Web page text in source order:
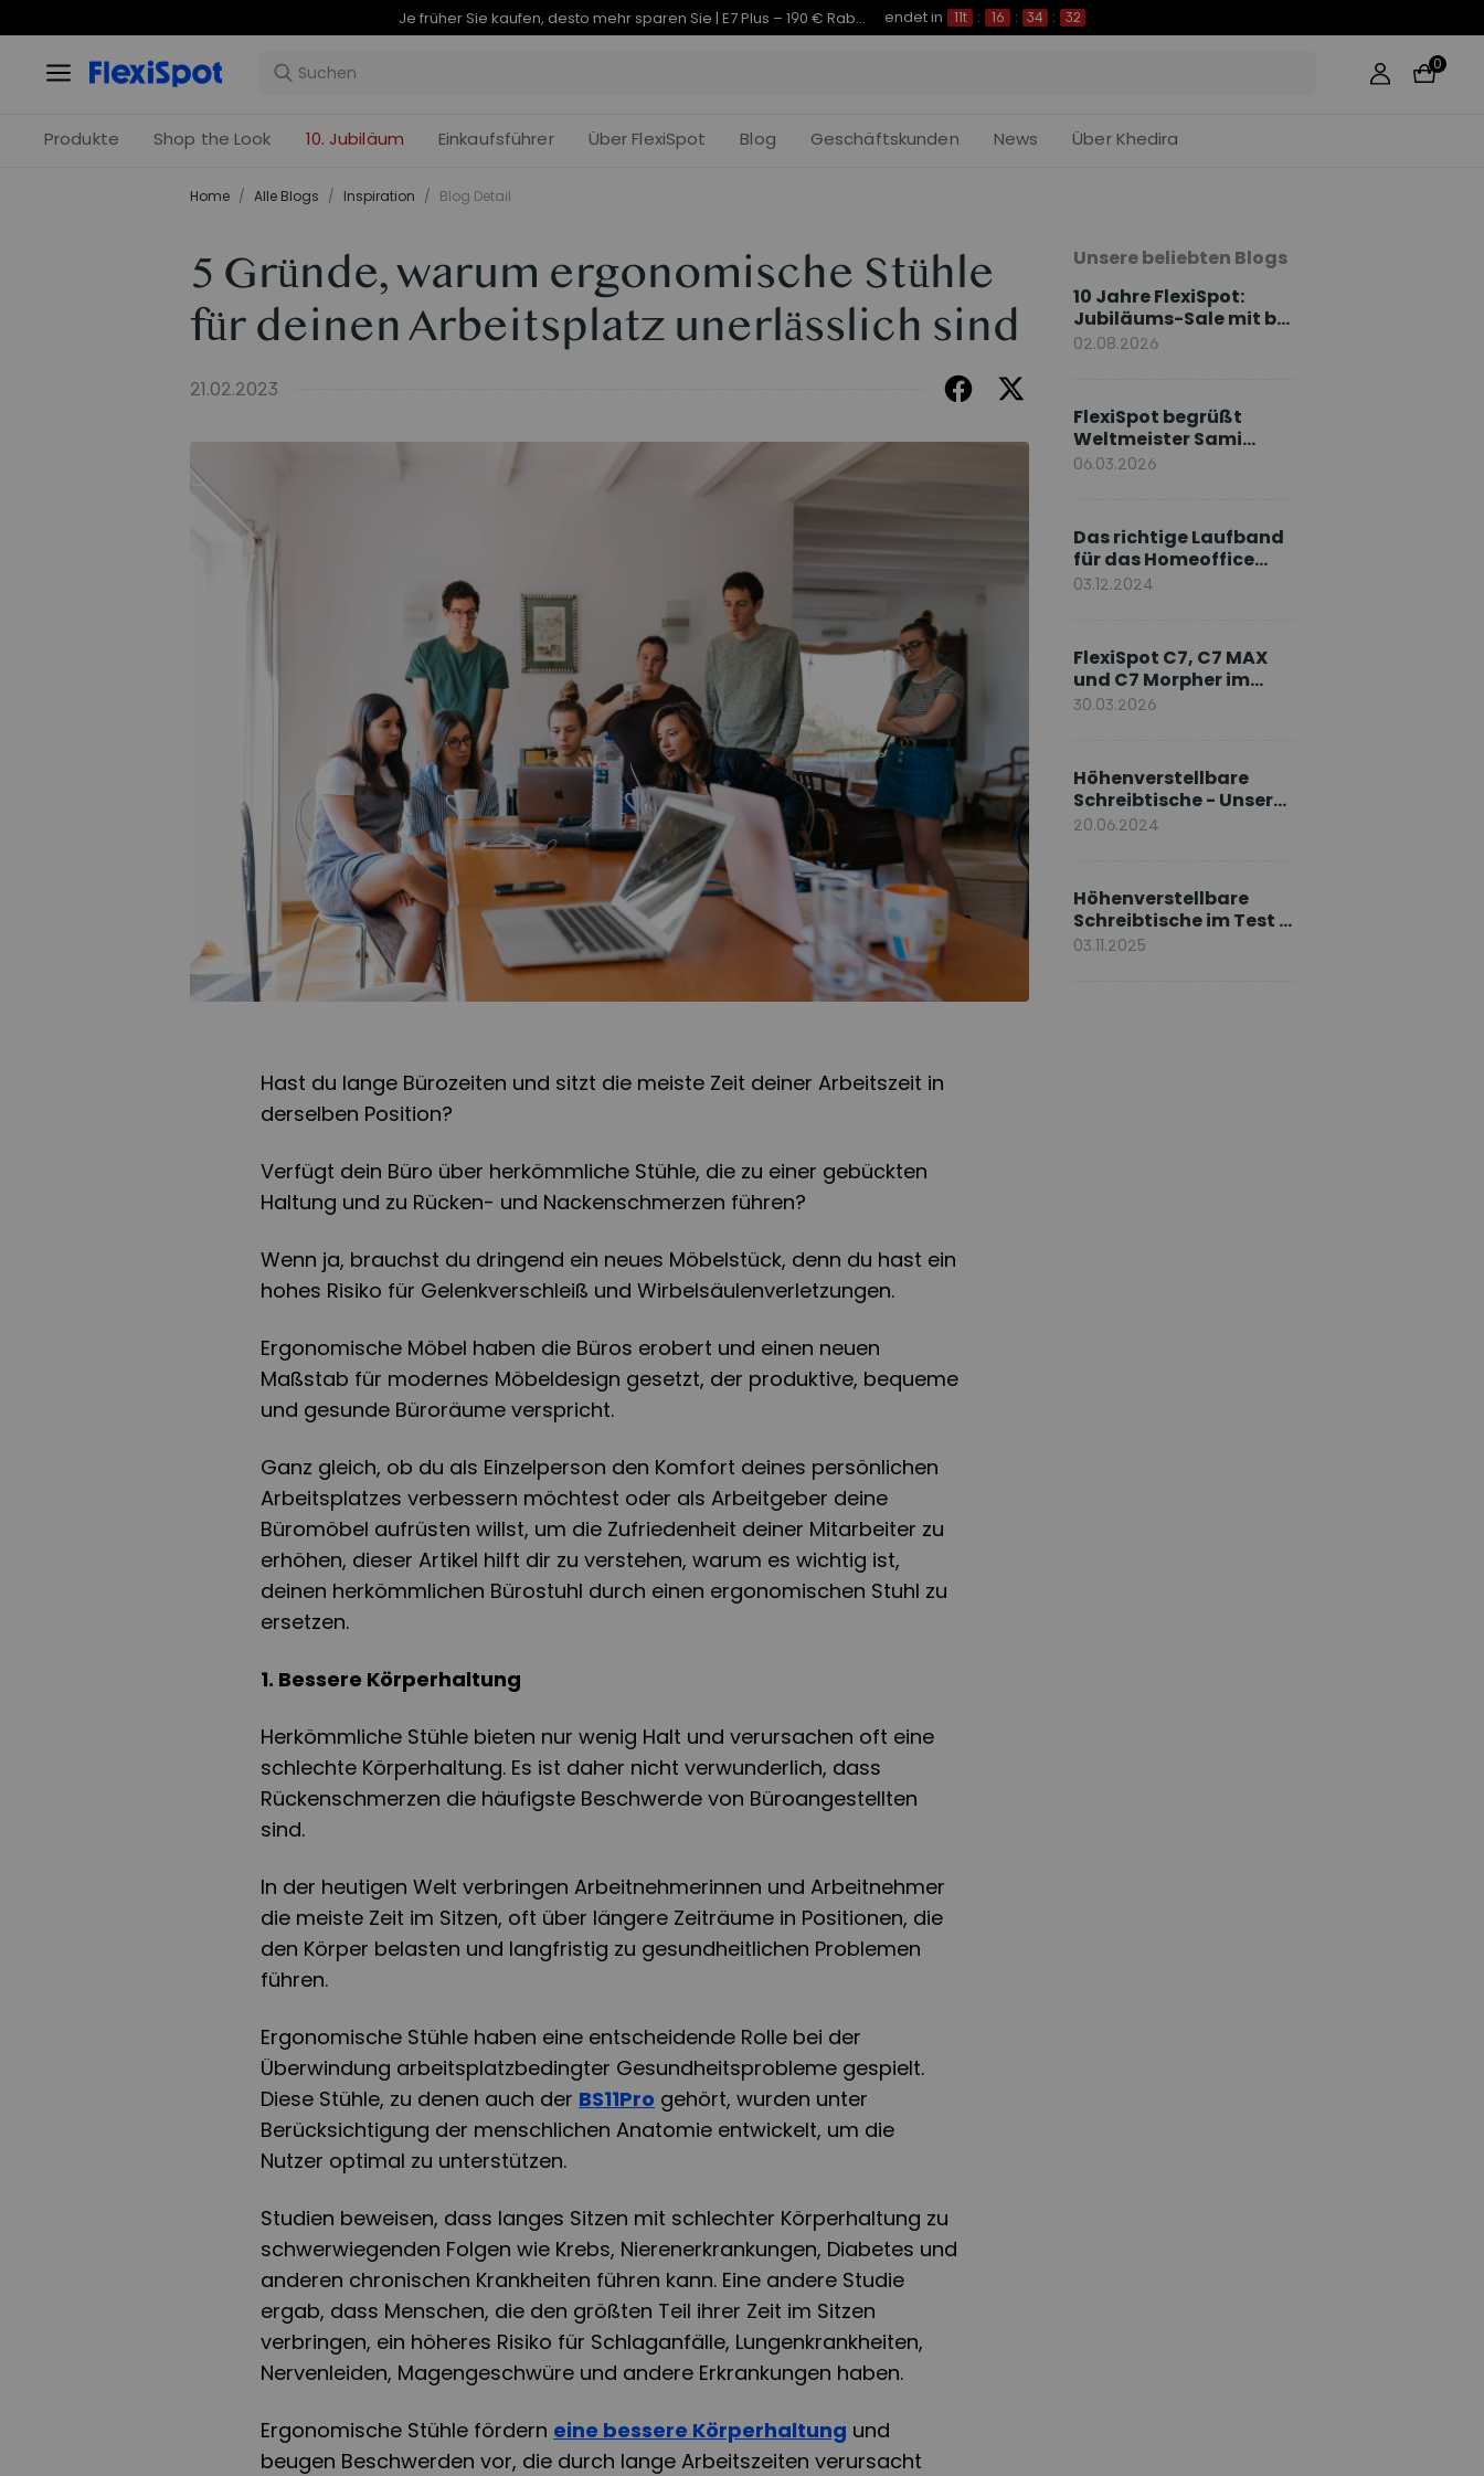
Je früher Sie kaufen, desto mehr sparen Sie | C7 Morpher – 290 € Rabatt endet in 11t : 16 : 34 : 31
0
Produkte Shop the Look 10. Jubiläum Einkaufsführer Über FlexiSpot Blog Geschäftskunden News Über Khedira
Home / Alle Blogs / Inspiration / Blog Detail
5 Gründe, warum ergonomische Stühle
für deinen Arbeitsplatz unerlässlich sind
21.02.2023
Hast du lange Bürozeiten und sitzt die meiste Zeit deiner Arbeitszeit in
derselben Position?
Verfügt dein Büro über herkömmliche Stühle, die zu einer gebückten
Haltung und zu Rücken- und Nackenschmerzen führen?
Wenn ja, brauchst du dringend ein neues Möbelstück, denn du hast ein
hohes Risiko für Gelenkverschleiß und Wirbelsäulenverletzungen.
Ergonomische Möbel haben die Büros erobert und einen neuen
Maßstab für modernes Möbeldesign gesetzt, der produktive, bequeme
und gesunde Büroräume verspricht.
Ganz gleich, ob du als Einzelperson den Komfort deines persönlichen
Arbeitsplatzes verbessern möchtest oder als Arbeitgeber deine
Büromöbel aufrüsten willst, um die Zufriedenheit deiner Mitarbeiter zu
erhöhen, dieser Artikel hilft dir zu verstehen, warum es wichtig ist,
deinen herkömmlichen Bürostuhl durch einen ergonomischen Stuhl zu
ersetzen.
1. Bessere Körperhaltung
Herkömmliche Stühle bieten nur wenig Halt und verursachen oft eine
schlechte Körperhaltung. Es ist daher nicht verwunderlich, dass
Rückenschmerzen die häufigste Beschwerde von Büroangestellten
sind.
In der heutigen Welt verbringen Arbeitnehmerinnen und Arbeitnehmer
die meiste Zeit im Sitzen, oft über längere Zeiträume in Positionen, die
den Körper belasten und langfristig zu gesundheitlichen Problemen
führen.
Ergonomische Stühle haben eine entscheidende Rolle bei der
Überwindung arbeitsplatzbedingter Gesundheitsprobleme gespielt.
Diese Stühle, zu denen auch der BS11Pro gehört, wurden unter
Berücksichtigung der menschlichen Anatomie entwickelt, um die
Nutzer optimal zu unterstützen.
Studien beweisen, dass langes Sitzen mit schlechter Körperhaltung zu
schwerwiegenden Folgen wie Krebs, Nierenerkrankungen, Diabetes und
anderen chronischen Krankheiten führen kann. Eine andere Studie
ergab, dass Menschen, die den größten Teil ihrer Zeit im Sitzen
verbringen, ein höheres Risiko für Schlaganfälle, Lungenkrankheiten,
Nervenleiden, Magengeschwüre und andere Erkrankungen haben.
Ergonomische Stühle fördern eine bessere Körperhaltung und
beugen Beschwerden vor, die durch lange Arbeitszeiten verursacht
Unsere beliebten Blogs
10 Jahre FlexiSpot:
Jubiläums-Sale mit bis
zu 50 % Rabatt
02.08.2026
FlexiSpot begrüßt
Weltmeister Sami
Khedira als
06.03.2026
Das richtige Laufband
für das Homeoffice
wählen
03.12.2024
FlexiSpot C7, C7 MAX
und C7 Morpher im
Vergleich: Welches
30.03.2026
Höhenverstellbare
Schreibtische - Unsere
E7-Serie
20.06.2024
Höhenverstellbare
Schreibtische im Test –
Die besten Standing
03.11.2025